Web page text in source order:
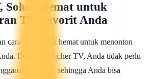
Solusi Hemat untuk
TV Favorit Anda
cara yang lebih hemat untuk menonton
Dengan voucher TV, Anda tidak perlu
bulanan, sehingga Anda bisa